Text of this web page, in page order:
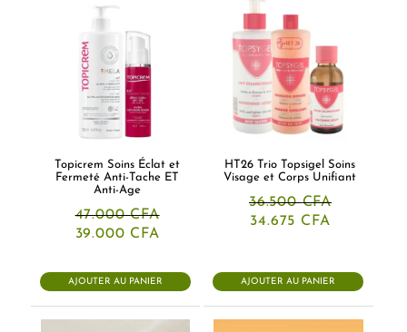
Topicrem Soins Éclat et
Fermeté Anti-Tache ET
Anti-Age
47.000CFA
Le
était :
47.000 CFA.
39.000 CFA
est :
39.000 CFA.
AJOUTER AU PANIER
HT26 Trio Topsigel Soins
Visage et Corps Unifiant
36.500CFA
Le
36.500 CFA.
34.675 CFA
34.675
AJOUTER AU PANIER